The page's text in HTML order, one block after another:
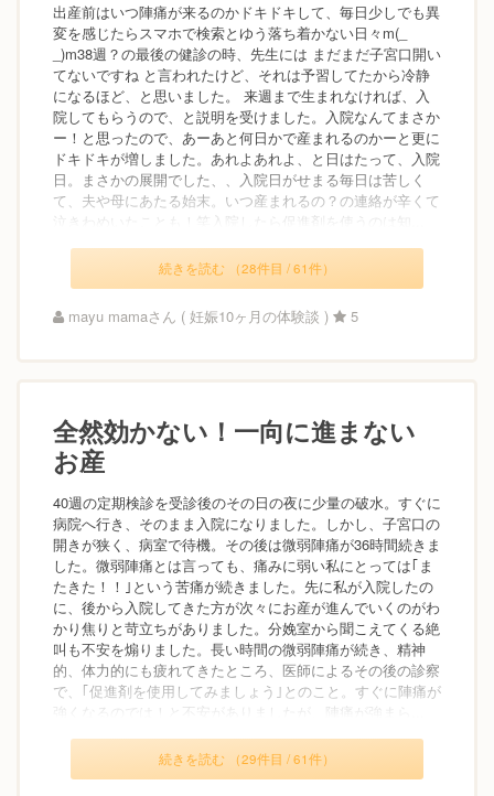
出産前はいつ陣痛が来るのかドキドキして、毎日少しでも異
変を感じたらスマホで検索とゆう落ち着かない日々m(_
_)m38週？の最後の健診の時、先生には まだまだ子宮口開い
てないですね と言われたけど、それは予習してたから冷静
になるほど、と思いました。 来週まで生まれなければ、入
院してもらうので、と説明を受けました。入院なんてまさか
ー！と思ったので、あーあと何日かで産まれるのかーと更に
ドキドキが増しました。あれよあれよ、と日はたって、入院
日。まさかの展開でした、、入院日がせまる毎日は苦しく
て、夫や母にあたる始末。いつ産まれるの？の連絡が辛くて
泣きわめいたことも！笑入院したら促進剤を使うのは知...
続きを読む （28件目 / 61件）
mayu mamaさん ( 妊娠10ヶ月の体験談 ) 5
全然効かない！一向に進まない
お産
40週の定期検診を受診後のその日の夜に少量の破水。すぐに
病院へ行き、そのまま入院になりました。しかし、子宮口の
開きが狭く、病室で待機。その後は微弱陣痛が36時間続きま
した。微弱陣痛とは言っても、痛みに弱い私にとっては｢ま
たきた！！｣という苦痛が続きました。先に私が入院したの
に、後から入院してきた方が次々にお産が進んでいくのがわ
かり焦りと苛立ちがありました。分娩室から聞こえてくる絶
叫も不安を煽りました。長い時間の微弱陣痛が続き、精神
的、体力的にも疲れてきたところ、医師によるその後の診察
で、｢促進剤を使用してみましょう｣とのこと。すぐに陣痛が
強くなるのでは！と不安がありましたが、陣痛が強まら...
続きを読む （29件目 / 61件）